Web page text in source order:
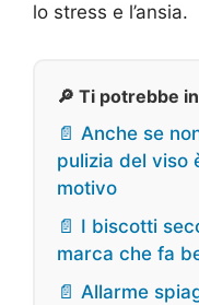
lo stress e l’ansia.
🔎 Ti potrebbe
📄 Anche se
pulizia del viso
motivo
📄 I biscotti
marca che fa
📄 Allarme